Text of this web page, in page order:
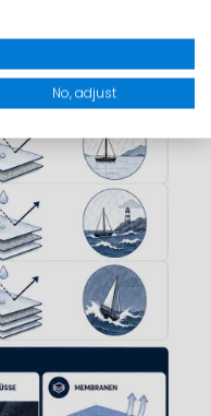
No, adjust